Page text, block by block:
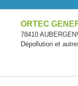
ORTEC
78410
Dépollution et